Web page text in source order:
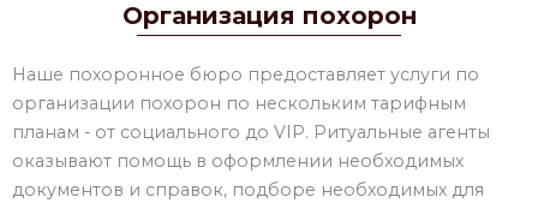
Организация похорон
Наше похоронное бюро предоставляет услуги по
организации похорон по нескольким тарифным
планам - от социального до VIP. Ритуальные агенты
оказывают помощь в оформлении необходимых
документов и справок, подборе необходимых для